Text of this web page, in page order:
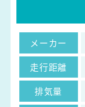
メーカー
走行距離
排気量